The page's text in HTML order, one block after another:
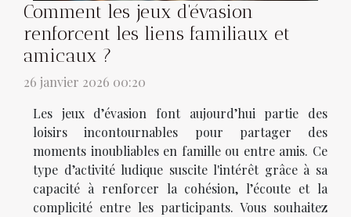
Comment les jeux d'évasion
renforcent les liens familiaux et
amicaux ?
26 janvier 2026 00:20
Les jeux d’évasion font aujourd’hui partie des
loisirs incontournables pour partager des
moments inoubliables en famille ou entre amis. Ce
type d’activité ludique suscite l'intérêt grâce à sa
capacité à renforcer la cohésion, l’écoute et la
complicité entre les participants. Vous souhaitez